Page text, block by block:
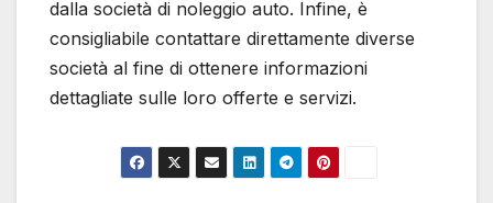
dalla società di noleggio auto. Infine, è
consigliabile contattare direttamente diverse
società al fine di ottenere informazioni
dettagliate sulle loro offerte e servizi.